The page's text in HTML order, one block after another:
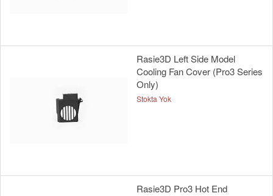
Rasie3D Left Side Model
Cooling Fan Cover (Pro3 Series
Only)
Stokta Yok
Rasie3D Pro3 Hot End